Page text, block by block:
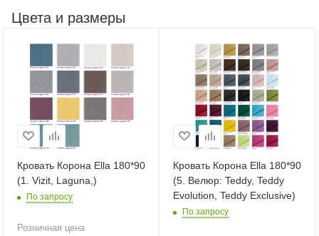
Цвета и размеры
Кровать Корона Ella 180*90
(1. Vizit, Laguna,)
По запросу
Розничная цена
Кровать Корона Ella 180*90
(5. Велюр: Teddy, Teddy
Evolution, Teddy Exclusive)
По запросу